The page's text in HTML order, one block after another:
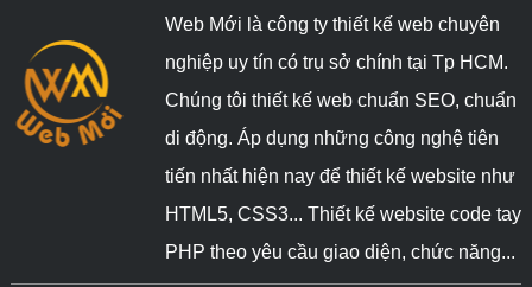
Web Mới là công ty thiết kế web chuyên
nghiệp uy tín có trụ sở chính tại Tp HCM.
Chúng tôi thiết kế web chuẩn SEO, chuẩn
di động. Áp dụng những công nghệ tiên
tiến nhất hiện nay để thiết kế website như
HTML5, CSS3... Thiết kế website code tay
PHP theo yêu cầu giao diện, chức năng...